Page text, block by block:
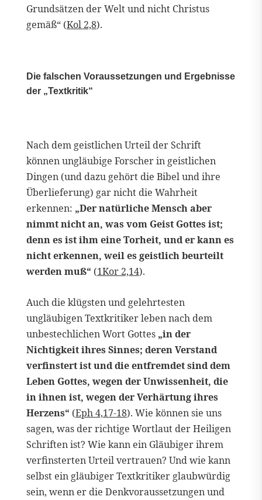
Grundsätzen der Welt und nicht Christus
gemäß“ (Kol 2,8).
Die falschen Voraussetzungen und Ergebnisse
der „Textkritik“
Nach dem geistlichen Urteil der Schrift
können ungläubige Forscher in geistlichen
Dingen (und dazu gehört die Bibel und ihre
Überlieferung) gar nicht die Wahrheit
erkennen: „Der natürliche Mensch aber
nimmt nicht an, was vom Geist Gottes ist;
denn es ist ihm eine Torheit, und er kann es
nicht erkennen, weil es geistlich beurteilt
werden muß“ (1Kor 2,14).
Auch die klügsten und gelehrtesten
ungläubigen Textkritiker leben nach dem
unbestechlichen Wort Gottes„in der
Nichtigkeit ihres Sinnes; deren Verstand
verfinstert ist und die entfremdet sind dem
Leben Gottes, wegen der Unwissenheit, die
in ihnen ist, wegen der Verhärtung ihres
Herzens“ (Eph 4,17-18). Wie können sie uns
sagen, was der richtige Wortlaut der Heiligen
Schriften ist? Wie kann ein Gläubiger ihrem
verfinsterten Urteil vertrauen? Und wie kann
selbst ein gläubiger Textkritiker glaubwürdig
sein, wenn er die Denkvoraussetzungen und